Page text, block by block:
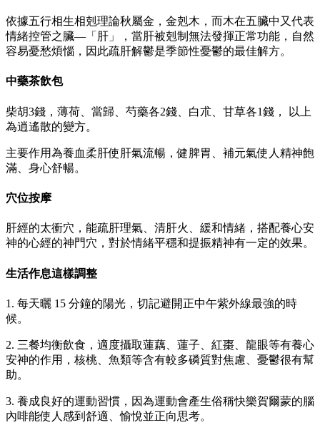
依據五行相生相剋理論秋屬金，金剋木，而木在五臟中又代表
情緒控管之臟—「肝」，當肝被剋制無法發揮正常功能，自然
容易憂愁煩惱，因此疏肝解鬱是季節性憂鬱的最佳解方。
中藥茶飲包
柴胡3錢，薄荷、當歸、芍藥各2錢、白朮、甘草各1錢， 以上
為逍遙散的變方。
主要作用為養血柔肝使肝氣流暢，健脾胃、補元氣使人精神飽
滿、身心舒暢。
穴位按摩
肝經的太衝穴，能疏肝理氣、清肝火、緩和情緒，搭配養心安
神的心經的神門穴，對於情緒平穩和提振精神有一定的效果。
生活作息這樣調整
1. 每天曬 15 分鐘的陽光，切記避開正中午紫外線最強的時
候。
2. 三餐均衡飲食，適度攝取蓮藕、蓮子、紅棗、龍眼等有養心
安神的作用，核桃、魚類等含有較多磷質對焦慮、憂鬱很有幫
助。
3. 養成良好的運動習慣，因為運動會產生俗稱快樂賀爾蒙的腦
內啡能使人感到舒適、愉悅並正向思考。